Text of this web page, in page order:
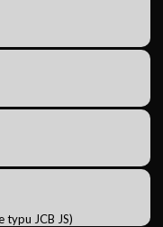
typu JCB JS)